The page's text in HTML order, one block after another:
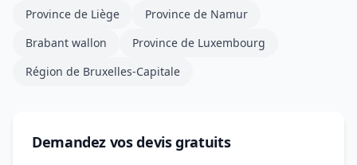
Province de Liège
Province de Namur
Brabant wallon
Province de Luxembourg
Région de Bruxelles-Capitale
Demandez vos devis gratuits